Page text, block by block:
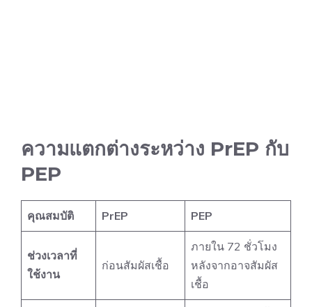
ความแตกต่างระหว่าง PrEP กับ
PEP
คุณสมบัติ PrEP PEP
ช่วงเวลาที่
ใช้งาน
ก่อนสัมผัสเชื้อ
ภายใน 72 ชั่วโมง
หลังจากอาจสัมผัส
เชื้อ